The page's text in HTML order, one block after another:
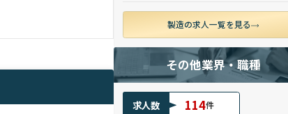
製造の求人一覧を見る
その他業界・職種
求人数 114件